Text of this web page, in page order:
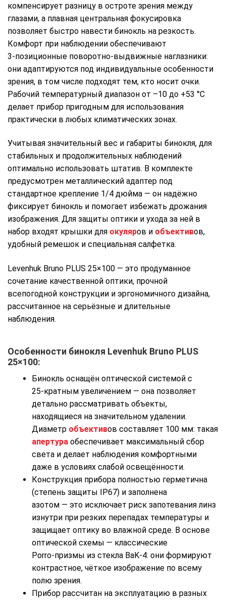
компенсирует разницу в остроте зрения между
глазами, а плавная центральная фокусировка
позволяет быстро навести бинокль на резкость.
Комфорт при наблюдении обеспечивают
3‑позиционные поворотно‑выдвижные наглазники:
они адаптируются под индивидуальные особенности
зрения, в том числе подходят тем, кто носит очки.
Рабочий температурный диапазон от –10 до +53 °C
делает прибор пригодным для использования
практически в любых климатических зонах.
Учитывая значительный вес и габариты бинокля, для
стабильных и продолжительных наблюдений
оптимально использовать штатив. В комплекте
предусмотрен металлический адаптер под
стандартное крепление 1/4 дюйма — он надёжно
фиксирует бинокль и помогает избежать дрожания
изображения. Для защиты оптики и ухода за ней в
набор входят крышки для окуляров и объективов,
удобный ремешок и специальная салфетка.
Levenhuk Bruno PLUS 25×100 — это продуманное
сочетание качественной оптики, прочной
всепогодной конструкции и эргономичного дизайна,
рассчитанное на серьёзные и длительные
наблюдения.
Особенности бинокля Levenhuk Bruno PLUS
25×100:
Бинокль оснащён оптической системой с
25‑кратным увеличением — она позволяет
детально рассматривать объекты,
находящиеся на значительном удалении.
Диаметр объективов составляет 100 мм: такая
апертура обеспечивает максимальный сбор
света и делает наблюдения комфортными
даже в условиях слабой освещённости.
Конструкция прибора полностью герметична
(степень защиты IP67) и заполнена
азотом — это исключает риск запотеваниялинз
изнутри при резких перепадах температуры и
защищает оптику во влажной среде. В основе
оптической схемы — классические
Porro‑призмы из стекла BaK‑4: они формируют
контрастное, чёткое изображение по всему
полю зрения.
Прибор рассчитан на эксплуатацию в разных